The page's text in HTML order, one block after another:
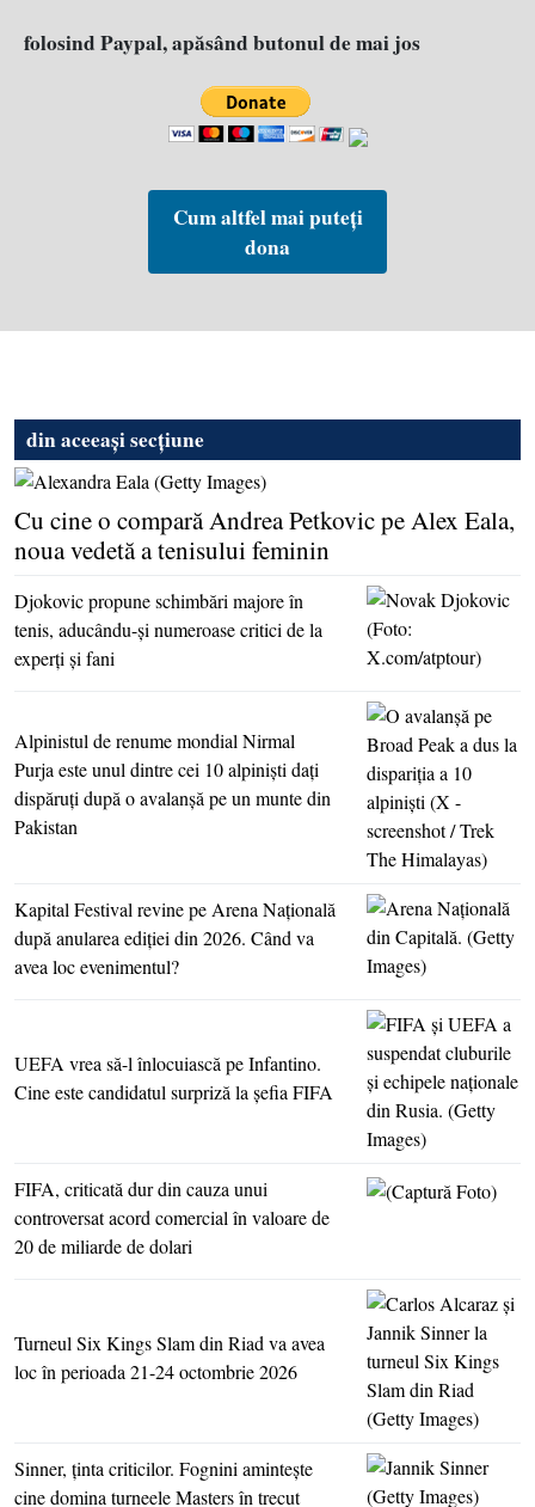
folosind Paypal, apăsând butonul de mai jos
Cum altfel mai puteți
dona
din aceeași secțiune
Cu cine o compară Andrea Petkovic pe Alex Eala,
noua vedetă a tenisului feminin
Djokovic propune schimbări majore în
tenis, aducându-şi numeroase critici de la
experţi şi fani
Alpinistul de renume mondial Nirmal
Purja este unul dintre cei 10 alpinişti daţi
dispăruţi după o avalanşă pe un munte din
Pakistan
Kapital Festival revine pe Arena Naţională
după anularea ediţiei din 2026. Când va
avea loc evenimentul?
UEFA vrea să-l înlocuiască pe Infantino.
Cine este candidatul surpriză la şefia FIFA
FIFA, criticată dur din cauza unui
controversat acord comercial în valoare de
20 de miliarde de dolari
Turneul Six Kings Slam din Riad va avea
loc în perioada 21-24 octombrie 2026
Sinner, ţinta criticilor. Fognini aminteşte
cine domina turneele Masters în trecut